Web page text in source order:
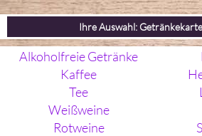
Ihre Auswahl:
Alkoholfreie Getränke
Kaffee
Tee
Weißweine
Rotweine